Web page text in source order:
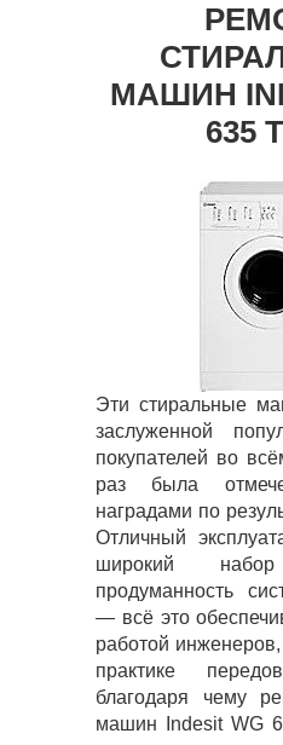
МАШИН
635
Эти стиральные
заслуженной
покупателей во
раз была
наградами по
Отличный
широкий набор
продуманность
— всё это
работой
практике
благодаря чему
машин Indesit WG